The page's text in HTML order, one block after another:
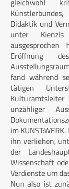
Didaktik und
unter
Eröffnung
fand während
tätigen
unzähliger
im
ihn verliehen,
der
Wissenschaft
Verdienste um
Nun also ist